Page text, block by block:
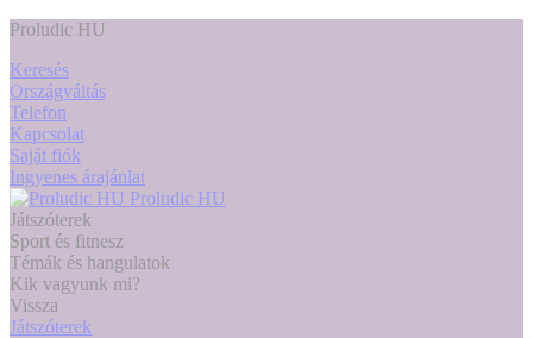
Proludic HU
Keresés
Országváltás
Telefon
Kapcsolat
Saját fiók
Ingyenes árajánlat
Proludic HU
Játszóterek
Sport és fitnesz
Témák és hangulatok
Kik vagyunk mi?
Vissza
Játszóterek